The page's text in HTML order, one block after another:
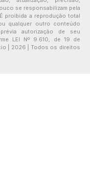
se responsabilizam pela
proibida a reprodução total
qualquer outro conteúdo
autorização de seu
LEI Nº 9.610, de 19 de
| 2026 | Todos os direitos